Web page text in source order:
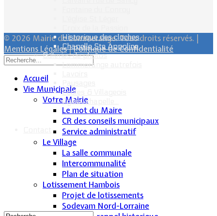
Historique des cloches
Chapelle Ste Appoline
Galeries de photos
Lommerange autrefois
Écoles & Villageois
Église, chapelle...
© 2026 Mairie de Lommerange. Tous droits réservés. |
Mentions Légales|Politique de Confidentialité
Accueil
Vie Municipale
Votre Mairie
Le mot du Maire
CR des conseils municipaux
Service administratif
Le Village
La salle communale
Intercommunalité
Plan de situation
Lotissement Hambois
Projet de lotissements
Sodevam Nord-Lorraine